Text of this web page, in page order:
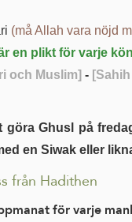
(må Allah vara nöjd
en plikt för varje
och Muslim] -
en Siwak eller
från Hadithen
för varje